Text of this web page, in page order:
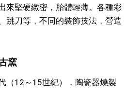
來堅硬緻密，胎體輕薄。各種彩
跳刀等，不同的裝飾技法，營造
窯
（12～15世紀），陶瓷器燒製